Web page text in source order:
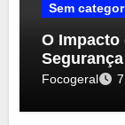
Sem
O
Focogeral